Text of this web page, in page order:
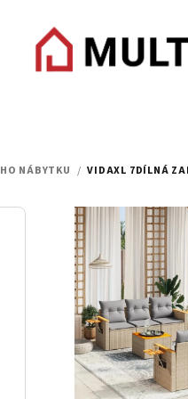
NÁBYTKU / VIDAXL 7DÍLNÁ